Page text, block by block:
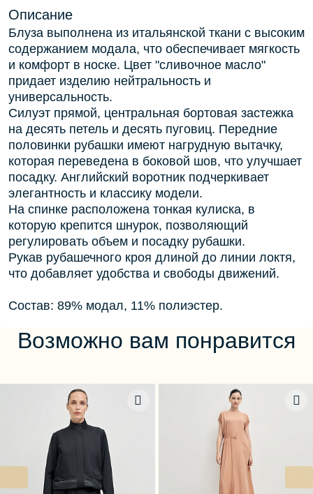
Описание
Блуза выполнена из итальянской ткани с высоким
содержанием модала, что обеспечивает мягкость
и комфорт в носке. Цвет "сливочное масло"
придает изделию нейтральность и
универсальность.
Силуэт прямой, центральная бортовая застежка
на десять петель и десять пуговиц. Передние
половинки рубашки имеют нагрудную вытачку,
которая переведена в боковой шов, что улучшает
посадку. Английский воротник подчеркивает
элегантность и классику модели.
На спинке расположена тонкая кулиска, в
которую крепится шнурок, позволяющий
регулировать объем и посадку рубашки.
Рукав рубашечного кроя длиной до линии локтя,
что добавляет удобства и свободы движений.
Состав: 89% модал, 11% полиэстер.
Возможно вам понравится